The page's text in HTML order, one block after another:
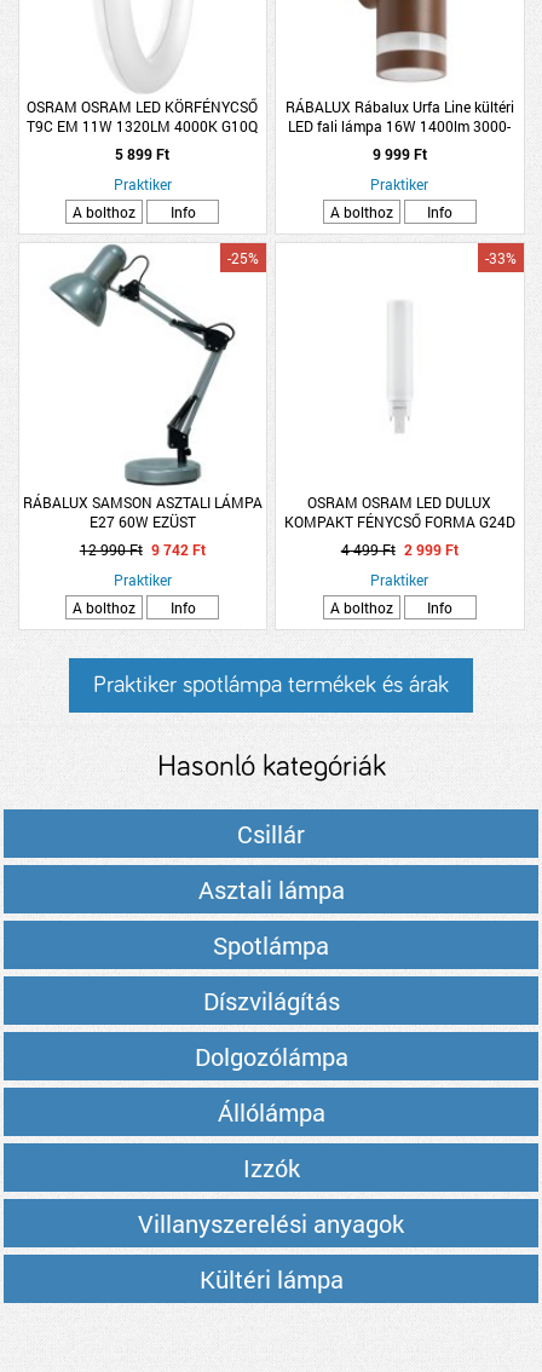
OSRAM OSRAM LED KÖRFÉNYCSŐ
T9C EM 11W 1320LM 4000K G10Q
HIDEGFEHÉR 21,2CM
5 899 Ft
Praktiker
A bolthoz
Info
RÁBALUX Rábalux Urfa Line kültéri
LED fali lámpa 16W 1400lm 3000-
6500K IP65 H:24cm D:7,7cm barna
9 999 Ft
Praktiker
A bolthoz
Info
RÁBALUX SAMSON ASZTALI LÁMPA
E27 60W EZÜST
-25%
12 990 Ft 9 742 Ft
Praktiker
A bolthoz
Info
OSRAM OSRAM LED DULUX
KOMPAKT FÉNYCSŐ FORMA G24D
10W 4000K
-33%
4 499 Ft 2 999 Ft
Praktiker
A bolthoz
Info
Praktiker spotlámpa termékek és árak
Hasonló kategóriák
Csillár
Asztali lámpa
Spotlámpa
Díszvilágítás
Dolgozólámpa
Állólámpa
Izzók
Villanyszerelési anyagok
Kültéri lámpa